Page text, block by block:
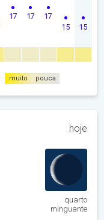
17 17 17
15 15
muito pouca
hoje
quarto
minguante